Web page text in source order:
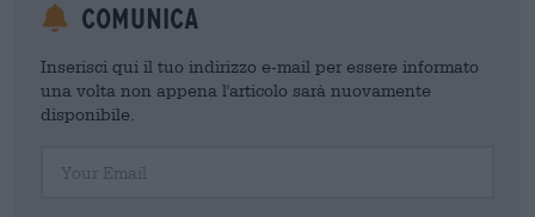
Comunica
Inserisci qui il tuo indirizzo e-mail per essere informato
una volta non appena l'articolo sarà nuovamente
disponibile.